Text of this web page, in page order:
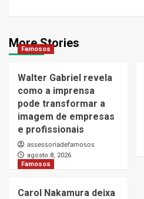
More Stories
Famosos
Walter Gabriel revela
como a imprensa
pode transformar a
imagem de empresas
e profissionais
assessoriadefamosos
agosto 8, 2026
Famosos
Carol Nakamura deixa